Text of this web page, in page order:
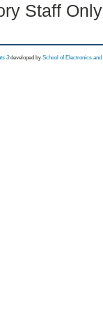
Staff
3 developed by School of Electronics